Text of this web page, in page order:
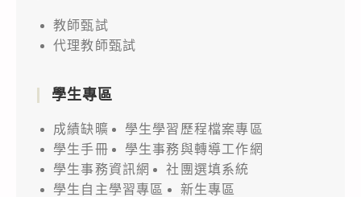
教師甄試
代理教師甄試
學生專區
成績缺曠
學生學習歷程檔案專區
學生手冊
學生事務與轉導工作網
學生事務資訊網
社團選填系統
學生自主學習專區
新生專區